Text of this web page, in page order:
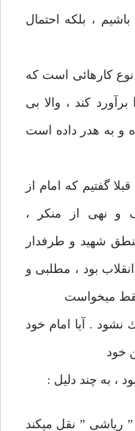
، بلكه احتمال
نوع‏ كارهائی است كه
كند ، والا بی
و به هدر داده است
گفتيم كه امام از
و نهی از منكر ،
شهيد و طرفدار
بود ، مطلبی و
می‏خواست
نشود . آيا امام خود
خود
، به چند دليل :
” نقل می‏كند